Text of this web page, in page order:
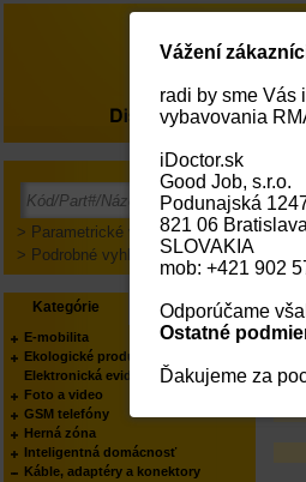
> Parametrické vyhľadávanie
> Podrobné vyhľadávanie
Kategórie Výrobcovia
E-mobilita
Ekologické produkty
Elektronická evidencia tržieb
Foto a video
GSM telefóny
Herná zóna
Inteligentná domácnosť
Káble, adaptéry a konektory
Vážení
radi by sme Vás
vybavovania
iDoctor.sk
Good Job, s.r.o.
Podunajská
821 06 Bratislava
SLOVAKIA
mob: +421 902
Odporúčame
Ostatné
Ďakujeme za